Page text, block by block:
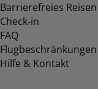
Barrierefreies Reisen
Check-in
FAQ
Flugbeschränkungen
Hilfe & Kontakt